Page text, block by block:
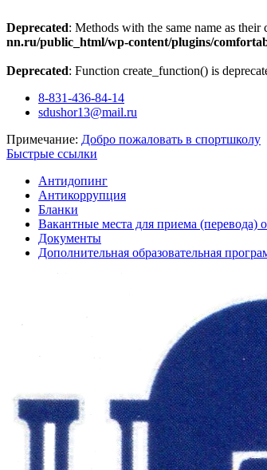
Deprecated: Methods with the same name as
nn.ru/public_html/wp-content/plugins/
Deprecated: Function create_function() is
Перейти8-831-436-84-14
sdushor13@mail.ru
Примечание: Добро пожаловать в спортшколу
Быстрые ссылки
Антидопинг
Антикоррупция
Бланки
Вакантные места для приема (перевода)
Документы
Дополнительная образовательная